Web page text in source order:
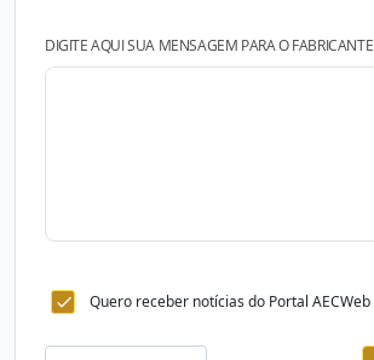
DIGITE AQUI SUA MENSAGEM PARA O FABRICANTE
Quero receber notícias do Portal AECWeb